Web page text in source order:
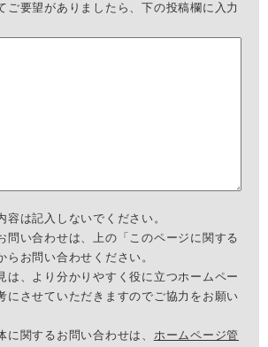
ご要望がありましたら、下の投稿欄に入力
は記入しないでください。
問い合わせは、上の「このページに関する
らお問い合わせください。
は、より分かりやすく役に立つホームペー
にさせていただきますのでご協力をお願い
関するお問い合わせは、 ホームページ管